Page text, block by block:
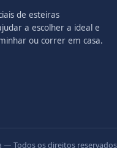
de esteiras
a escolher a ideal e
ou correr em casa.
— Todos os direitos